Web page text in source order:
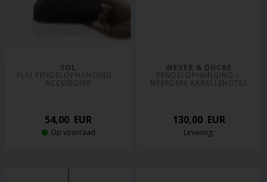
SOL
FLAI PENDELOPHANGING -
ACCESSOIRE
54,00 EUR
Op voorraad
WEVER & DUCRÉ
PENDELOPHANGING -
MEERDERE KABELLENGTES
130,00EUR
Levering: